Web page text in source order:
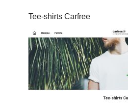
Tee-shirts Carfree